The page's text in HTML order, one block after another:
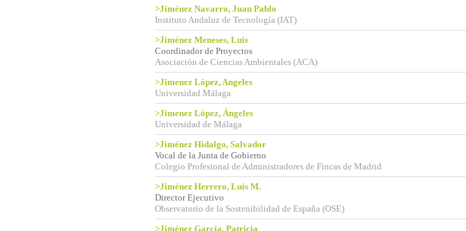
>Jiménez Navarro, Juan Pablo
Instituto Andaluz de Tecnología (IAT)
>Jiménez Meneses, Luis
Coordinador de Proyectos
Asociación de Ciencias Ambientales (ACA)
>Jimenez López, Angeles
Universidad Málaga
>Jimenez López, Ángeles
Universidad de Málaga
>Jiménez Hidalgo, Salvador
Vocal de la Junta de Gobierno
Colegio Profesional de Administradores de Fincas de Madrid
>Jiménez Herrero, Luis M.
Director Ejecutivo
Observatorio de la Sostenibilidad de España (OSE)
>Jiménez García, Patricia